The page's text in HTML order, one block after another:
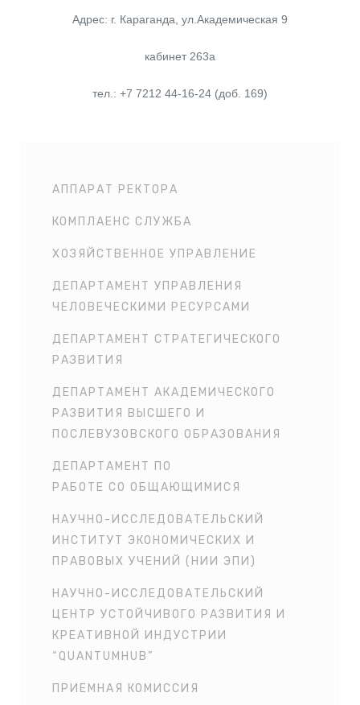
Адрес: г. Караганда, ул.Академическая 9
кабинет 263a
тел.: +7 7212 44-16-24 (доб. 169)
АППАРАТ РЕКТОРА
КОМПЛАЕНС СЛУЖБА
ХОЗЯЙСТВЕННОЕ УПРАВЛЕНИЕ
ДЕПАРТАМЕНТ УПРАВЛЕНИЯ
ЧЕЛОВЕЧЕСКИМИ РЕСУРСАМИ
ДЕПАРТАМЕНТ СТРАТЕГИЧЕСКОГО
РАЗВИТИЯ
ДЕПАРТАМЕНТ АКАДЕМИЧЕСКОГО
РАЗВИТИЯ ВЫСШЕГО И
ПОСЛЕВУЗОВСКОГО ОБРАЗОВАНИЯ
ДЕПАРТАМЕНТ ПО
РАБОТЕ СО ОБЩАЮЩИМИСЯ
НАУЧНО-ИССЛЕДОВАТЕЛЬСКИЙ
ИНСТИТУТ ЭКОНОМИЧЕСКИХ И
ПРАВОВЫХ УЧЕНИЙ (НИИ ЭПИ)
НАУЧНО-ИССЛЕДОВАТЕЛЬСКИЙ
ЦЕНТР УСТОЙЧИВОГО РАЗВИТИЯ И
КРЕАТИВНОЙ ИНДУСТРИИ
“QUANTUMHUB”
ПРИЕМНАЯ КОМИССИЯ